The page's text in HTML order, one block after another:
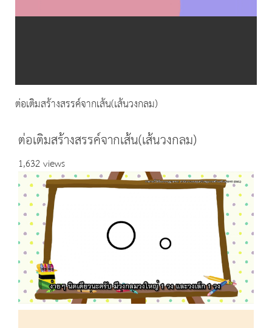
ต่อเติมสร้างสรรค์จากเส้น(เส้นวงกลม)
ต่อเติมสร้างสรรค์จากเส้น(เส้นวงกลม)
1,632 views